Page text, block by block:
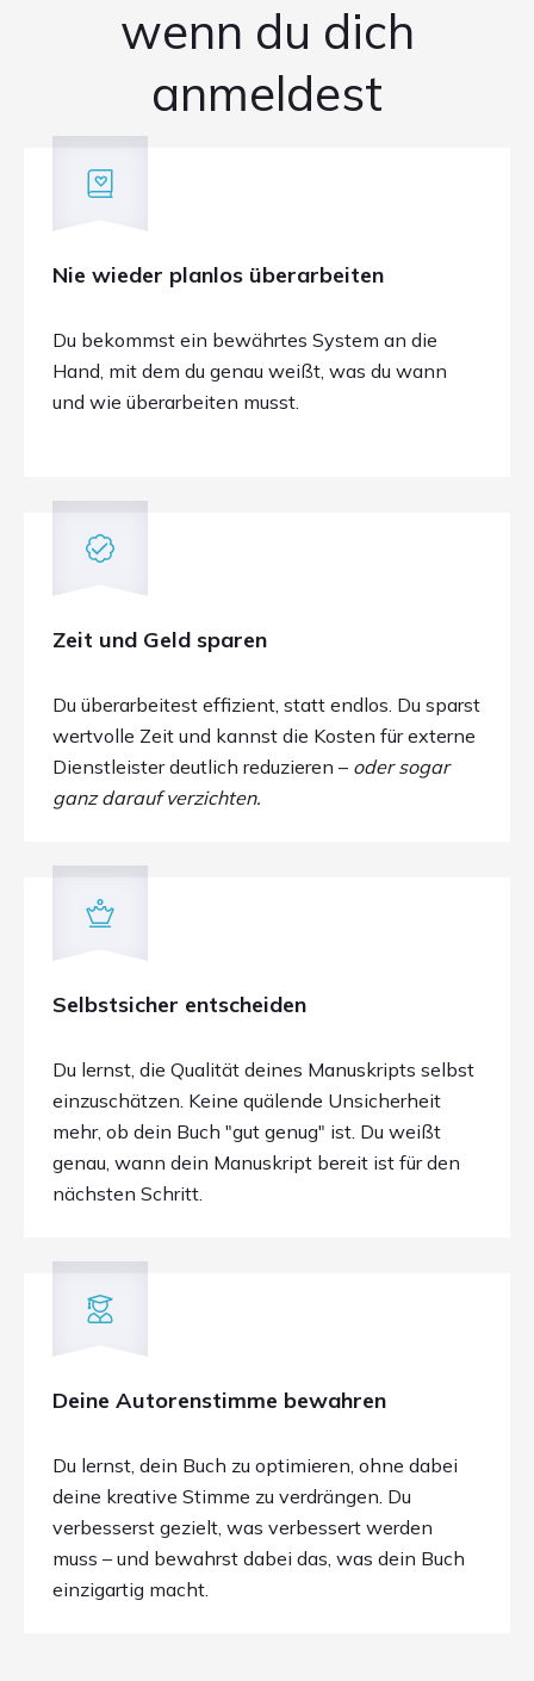
wenn du dich
anmeldest
Nie wieder planlos überarbeiten
Du bekommst ein bewährtes System an die
Hand, mit dem du genau weißt, was du wann
und wie überarbeiten musst.
Zeit und Geld sparen
Du überarbeitest effizient, statt endlos. Du sparst
wertvolle Zeit und kannst die Kosten für externe
Dienstleister deutlich reduzieren – oder sogar
ganz darauf verzichten.
Selbstsicher entscheiden
Du lernst, die Qualität deines Manuskripts selbst
einzuschätzen. Keine quälende Unsicherheit
mehr, ob dein Buch "gut genug" ist. Du weißt
genau, wann dein Manuskript bereit ist für den
nächsten Schritt.
Deine Autorenstimme bewahren
Du lernst, dein Buch zu optimieren, ohne dabei
deine kreative Stimme zu verdrängen. Du
verbesserst gezielt, was verbessert werden
muss – und bewahrst dabei das, was dein Buch
einzigartig macht.